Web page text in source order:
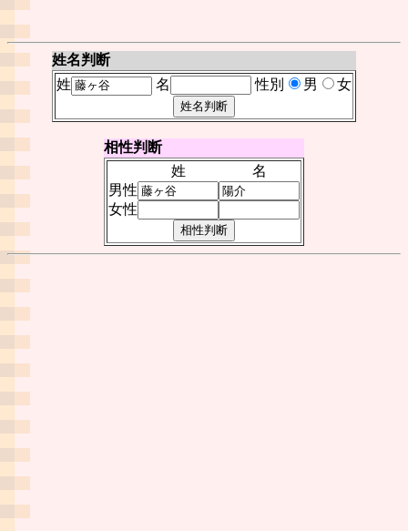
姓名判断
姓
名 性別 男 女
相性判断
姓
名
男性
女性